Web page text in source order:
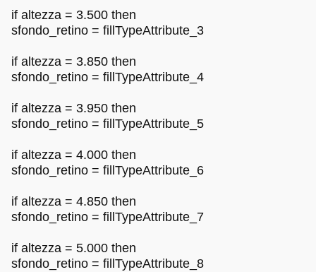
if altezza = 3.500 then
sfondo_retino = fillTypeAttribute_3
if altezza = 3.850 then
sfondo_retino = fillTypeAttribute_4
if altezza = 3.950 then
sfondo_retino = fillTypeAttribute_5
if altezza = 4.000 then
sfondo_retino = fillTypeAttribute_6
if altezza = 4.850 then
sfondo_retino = fillTypeAttribute_7
if altezza = 5.000 then
sfondo_retino = fillTypeAttribute_8